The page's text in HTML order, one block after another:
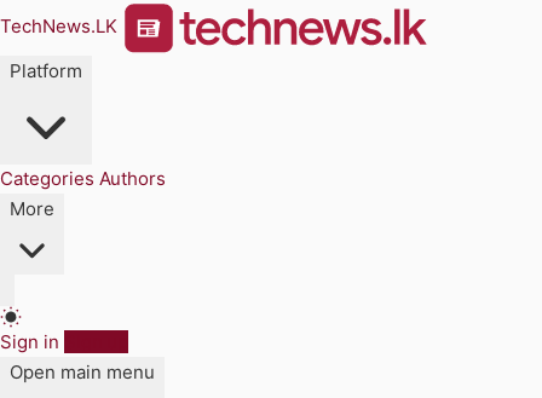
TechNews.LK
Platform
Categories Authors
More
Sign in
Open main menu